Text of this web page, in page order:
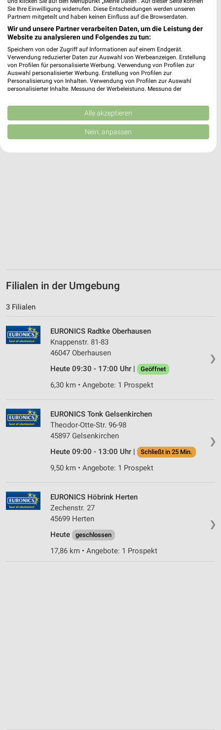
✔Folge deinem Lieblingshändler
✔Push-Benachrichtigungen bei neuen Prospekten
✔Einkaufsliste - Einkauf stressfrei planen
JETZT LADEN UND SPAREN!
Filialen in der Umgebung
3 Filialen
❯
EURONICS Radtke Oberhausen
Knappenstr. 81-83
46047 Oberhausen
Heute 09:30 - 17:00 Uhr |
Geöffnet
6,30 km • Angebote: 1 Prospekt
❯
EURONICS Tonk Gelsenkirchen
Theodor-Otte-Str. 96-98
45897 Gelsenkirchen
Heute 09:00 - 13:00 Uhr |
Schließt in 25 Min.
9,50 km • Angebote: 1 Prospekt
❯
EURONICS Höbrink Herten
Zechenstr. 27
45699 Herten
Heute
geschlossen
17,86 km • Angebote: 1 Prospekt
Sie Ihre Einwilligung widerrufen. Diese Entscheidungen werden unseren
Partnern mitgeteilt und haben keinen Einfluss auf die Browserdaten.
Wir und unsere Partner verarbeiten Daten, um die Leistung der
Website zu analysieren und Folgendes zu tun:
Speichern von oder Zugriff auf Informationen auf einem Endgerät.
Verwendung reduzierter Daten zur Auswahl von Werbeanzeigen. Erstellung
von Profilen für personalisierte Werbung. Verwendung von Profilen zur
Auswahl personalisierter Werbung. Erstellung von Profilen zur
Personalisierung von Inhalten. Verwendung von Profilen zur Auswahl
personalisierter Inhalte. Messung der Werbeleistung. Messung der
Kombinationen von Daten aus verschiedenen Quellen. Entwicklung und
Verbesserung der Angebote. Verwendung reduzierter Daten zur Auswahl
von Inhalten.
Daten können außerhalb der Europäischen Union weitergegeben und in die
Website/App.
Verwendung von Profilen zur Auswahl
personalisierter Werbung
von Inhalten
Verwendung von Profilen zur Auswahl
Analyse von Zielgruppen durch Statistiken oder
Kombinationen von Daten aus verschiedenen
Entwicklung und Verbesserung der Angebote
IAB-Besonderheiten:
Verwendung genauer Standortdaten
Geräte anhand von aktiv angeforderten
Informationen identifizieren
Alle akzeptieren
Nein, anpassen